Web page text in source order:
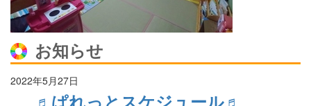
お知らせ
2022年5月27日
♬ぱれっとスケジュール♬